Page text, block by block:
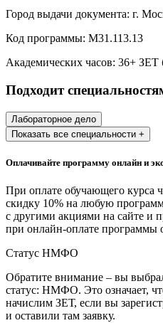
Образование и
Социология и
и служащих
История и
Техносферная
природообустройство
Экологическая
промышленности
Город выдачи документа: г.
Код программы: М31.113.13
Академических часов: 36+ ЗЕТ
Подходит
Лабораторное дело
Показать все специальности +
Оплачивайте программу онлайн и
При оплате обучающего курса
скидку 10% на любую
с другими акциями на сайте и
при онлайн-оплате программы
Статус НМФО
Обратите внимание – вы
статус: НМФО. Это означает,
начислим ЗЕТ, если вы
и оставили там заявку.